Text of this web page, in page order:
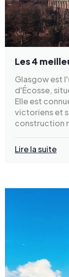
Les 4
Glasgow est
d'Écosse,
Elle est
victoriens et
construction
Lire la suite